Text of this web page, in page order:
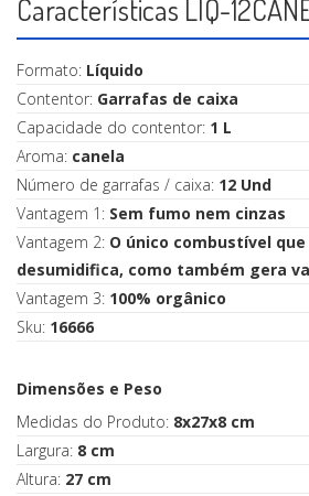
Características LIQ-
Formato: Líquido
Contentor: Garrafas de caixa
Capacidade do contentor: 1 L
Aroma: canela
Número de garrafas / caixa: 12 Und
Vantagem 1: Sem fumo nem cinzas
Vantagem 2: O único combustível
desumidifica, como também gera
Vantagem 3: 100% orgânico
Sku: 16666
Dimensões e Peso
Medidas do Produto: 8x27x8 cm
Largura: 8 cm
Altura: 27 cm